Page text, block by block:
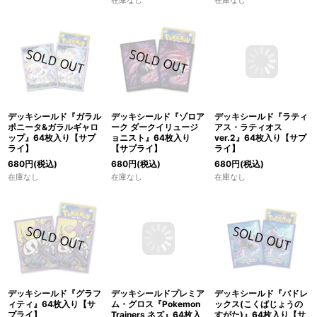
デッキシールド『ガラル
ポニータ&ガラルギャロ
ップ』64枚入り【サプ
ライ】
680円(税込)
在庫なし
デッキシールド『ゾロア
ーク ダークイリュージ
ョニスト』64枚入り
【サプライ】
680円(税込)
在庫なし
デッキシールド『ラティ
アス・ラティオス
ver.2』64枚入り【サプ
ライ】
680円(税込)
在庫なし
デッキシールド『グラフ
ィティ』64枚入り【サ
プライ】
デッキシールドプレミア
ム・グロス『Pokemon
Trainers ネズ』64枚入
デッキシールド『バドレ
ックス(こくばじょうの
すがた)』64枚入り【サ